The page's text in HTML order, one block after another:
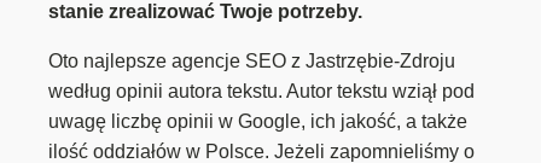
stanie zrealizować Twoje potrzeby.
Oto najlepsze agencje SEO z Jastrzębie-Zdroju
według opinii autora tekstu. Autor tekstu wziął pod
uwagę liczbę opinii w Google, ich jakość, a także
ilość oddziałów w Polsce. Jeżeli zapomnieliśmy o